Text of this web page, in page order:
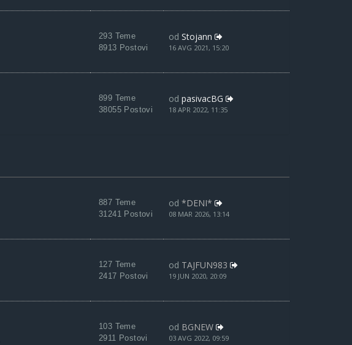
293 Teme
8913 Postovi
od Stojann
16 AVG 2021, 15:20
899 Teme
38055 Postovi
od pasivacBG
18 APR 2022, 11:35
887 Teme
31241 Postovi
od *DENI*
08 MAR 2026, 13:14
127 Teme
2417 Postovi
od TAJFUN983
19 JUN 2020, 20:09
103 Teme
2911 Postovi
od BGNEW
03 AVG 2022, 09:59